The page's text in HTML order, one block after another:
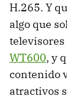
H.265. Y
algo que
televisores
WT600, y
contenido
atractivos